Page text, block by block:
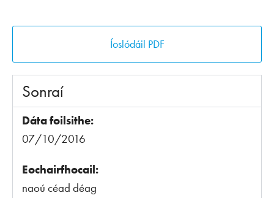
Íoslódáil PDF
Sonraí
Dáta foilsithe:
07/10/2016
Eochairfhocail:
naoú céad déag